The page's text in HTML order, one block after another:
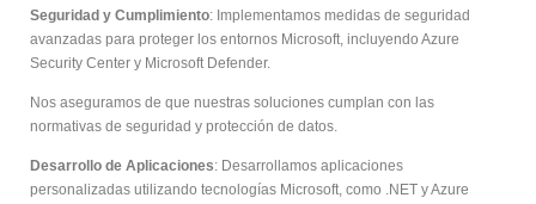
Seguridad y Cumplimiento: Implementamos medidas de seguridad
avanzadas para proteger los entornos Microsoft, incluyendo Azure
Security Center y Microsoft Defender.
Nos aseguramos de que nuestras soluciones cumplan con las
normativas de seguridad y protección de datos.
Desarrollo de Aplicaciones: Desarrollamos aplicaciones
personalizadas utilizando tecnologías Microsoft, como .NET y Azure